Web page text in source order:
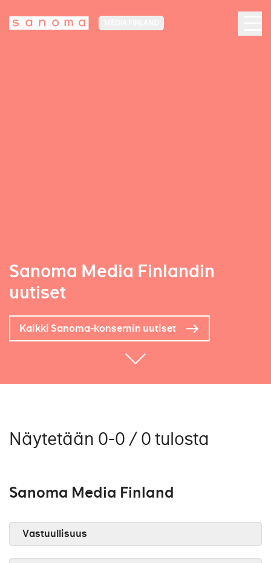
Sanoma Media Finlandin
uutiset
Kaikki Sanoma-konsernin uutiset
Näytetään 0-0 / 0 tulosta
Sanoma Media Finland
Vastuullisuus